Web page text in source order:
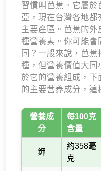
習慣叫芭蕉。它屬
亞，現在台灣各地
主要產區。芭蕉的
種營養素。你可能會
同？一般來說，芭
種，但營養價值大同
於它的營養組成，
的主要营养成分，這
營養成
分
每100克
含量
鉀
約358毫
克